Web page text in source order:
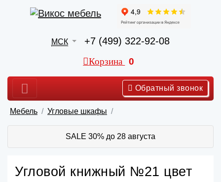
МСК +7 (499) 322-92-08
Корзина 0
Обратный звонок
Мебель Угловые шкафы
SALE 30% до 28 августа
Угловой книжный №21 цвет